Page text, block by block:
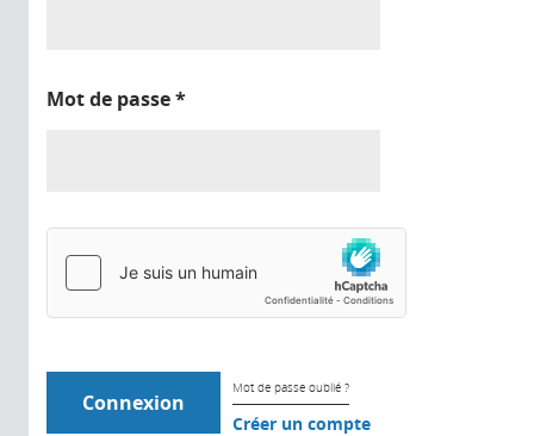
Mot de passe*
Mot de passe oublié ?
Créer un compte